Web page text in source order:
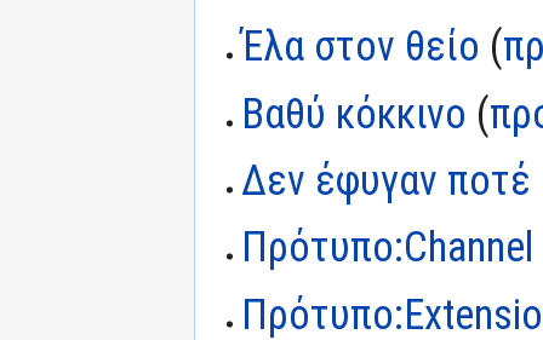
Έλα στον θείο (
Βαθύ κόκκινο (
Δεν έφυγαν ποτέ
Πρότυπο:Channel